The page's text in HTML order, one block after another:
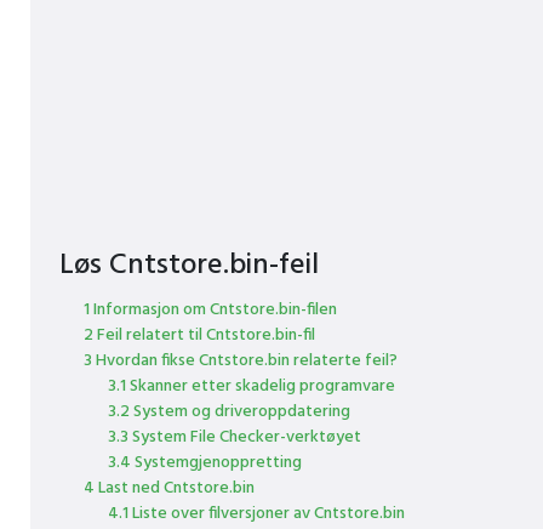
Løs Cntstore.bin-feil
1 Informasjon om Cntstore.bin-filen
2 Feil relatert til Cntstore.bin-fil
3 Hvordan fikse Cntstore.bin relaterte feil?
3.1 Skanner etter skadelig programvare
3.2 System og driveroppdatering
3.3 System File Checker-verktøyet
3.4 Systemgjenoppretting
4 Last ned Cntstore.bin
4.1 Liste over filversjoner av Cntstore.bin